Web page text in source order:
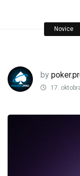
Novice
by
17.